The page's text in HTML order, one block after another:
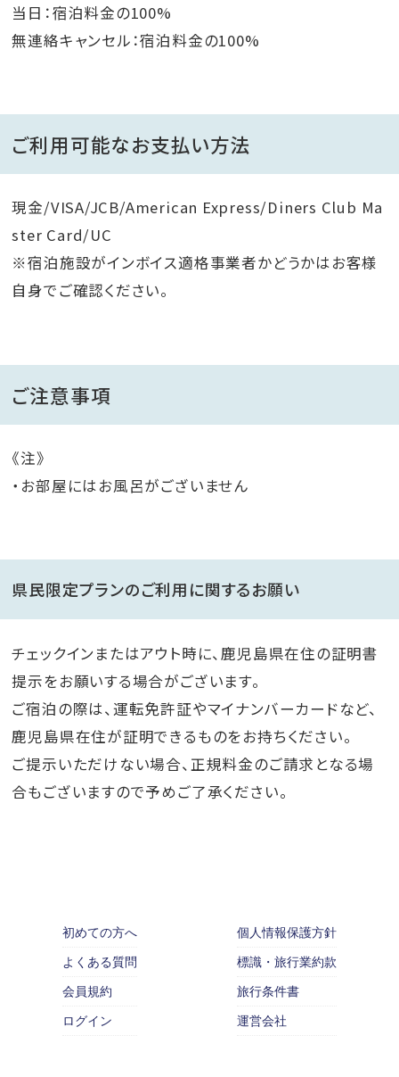
当日：宿泊料金の100%
無連絡キャンセル：宿泊料金の100%
ご利用可能なお支払い方法
現金/VISA/JCB/American Express/Diners Club Ma
ster Card/UC
※宿泊施設がインボイス適格事業者かどうかはお客様
自身でご確認ください。
ご注意事項
《注》
・お部屋にはお風呂がございません
県民限定プランのご利用に関するお願い
チェックインまたはアウト時に、鹿児島県在住の証明書
提示をお願いする場合がございます。
ご宿泊の際は、運転免許証やマイナンバーカードなど、
鹿児島県在住が証明できるものをお持ちください。
ご提示いただけない場合、正規料金のご請求となる場
合もございますので予めご了承ください。
初めての方へ
よくある質問
会員規約
ログイン
個人情報保護方針
標識・旅行業約款
旅行条件書
運営会社